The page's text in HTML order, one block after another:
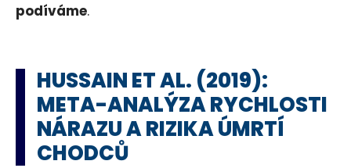
podíváme.
HUSSAIN ET AL. (2019):
META-ANALÝZA RYCHLOSTI
NÁRAZU A RIZIKA ÚMRTÍ
CHODCŮ